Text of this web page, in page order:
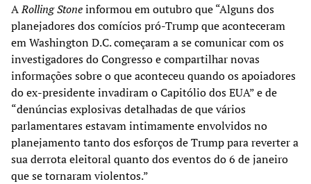
ARolling Stoneinformou em outubro que “Alguns dos
planejadores dos comícios pró-Trump que aconteceram
em Washington D.C. começaram a se comunicar com os
investigadores do Congresso e compartilhar novas
informações sobre o que aconteceu quando os apoiadores
do ex-presidente invadiram o Capitólio dos EUA” e de
“denúncias explosivas detalhadas de que vários
parlamentares estavam intimamente envolvidos no
planejamento tanto dos esforços de Trump para reverter a
sua derrota eleitoral quanto dos eventos do 6 de janeiro
que se tornaram violentos.”